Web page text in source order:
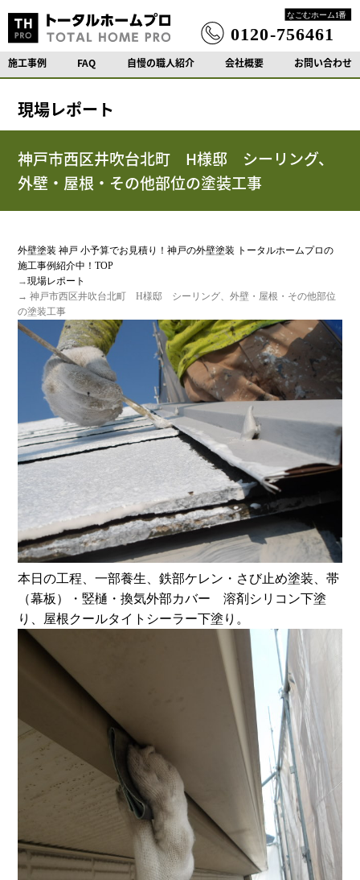
施工事例 FAQ 自慢の職人紹介 会社概要 お問い合わせ
現場レポート
神戸市西区井吹台北町 H様邸 シーリング、
外壁・屋根・その他部位の塗装工事
外壁塗装 神戸 小予算でお見積り！神戸の外壁塗装 トータルホームプロの
施工事例紹介中！TOP
→現場レポート
→ 神戸市西区井吹台北町 H様邸 シーリング、外壁・屋根・その他部位
の塗装工事
本日の工程、一部養生、鉄部ケレン・さび止め塗装、帯
（幕板）・竪樋・換気外部カバー 溶剤シリコン下塗
り、屋根クールタイトシーラー下塗り。